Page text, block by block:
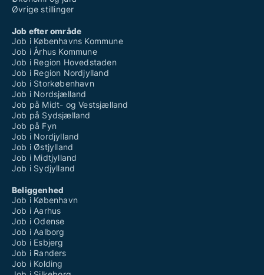
Øvrige stillinger
Job efter område
Job i Københavns Kommune
Job i Århus Kommune
Job i Region Hovedstaden
Job i Region Nordjylland
Job i Storkøbenhavn
Job i Nordsjælland
Job på Midt- og Vestsjælland
Job på Sydsjælland
Job på Fyn
Job i Nordjylland
Job i Østjylland
Job i Midtjylland
Job i Sydjylland
Beliggenhed
Job i København
Job i Aarhus
Job i Odense
Job i Aalborg
Job i Esbjerg
Job i Randers
Job i Kolding